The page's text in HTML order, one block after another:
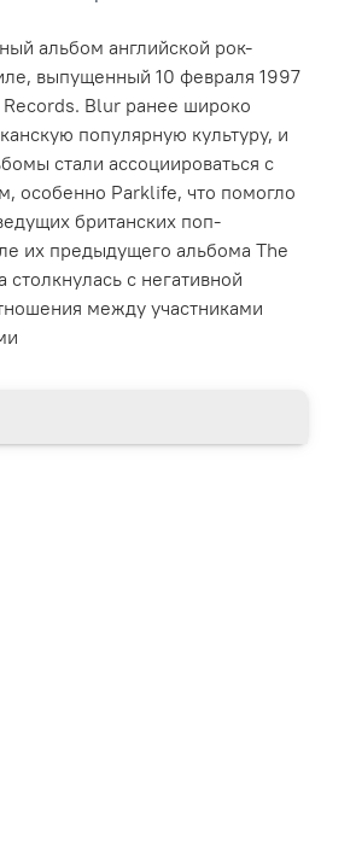
альбом английской рок-
выпущенный 10 февраля 1997
Blur ранее широко
популярную культуру, и
стали ассоциироваться с
особенно Parklife, что помогло
британских поп-
их предыдущего альбома The
столкнулась с негативной
между участниками